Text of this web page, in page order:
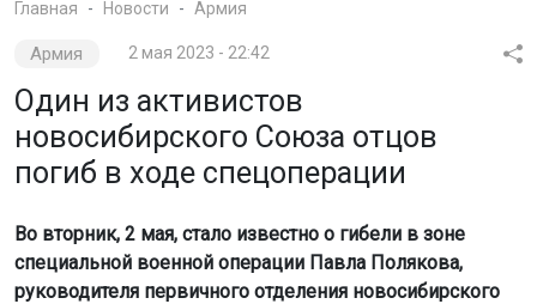
Главная Новости Армия
Армия 2 мая 2023 - 22:42
Один из активистов
новосибирского Союза отцов
погиб в ходе спецоперации
Во вторник, 2 мая, стало известно о гибели в зоне
специальной военной операции Павла Полякова,
руководителя первичного отделения новосибирского